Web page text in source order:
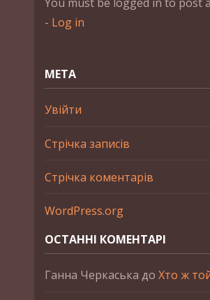
- Log in
МЕТА
Увійти
Стрічка записів
Стрічка коментарів
WordPress.org
ОСТАННІ КОМЕНТАРІ
Ганна Черкаська до Хто ж